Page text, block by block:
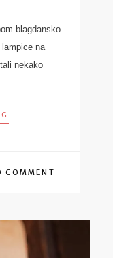
blagdansko
na
nekako
COMMENT